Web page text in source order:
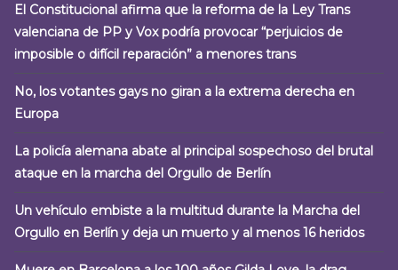
El Constitucional afirma que la reforma de la Ley Trans
valenciana de PP y Vox podría provocar “perjuicios de
imposible o difícil reparación” a menores trans
No, los votantes gays no giran a la extrema derecha en
Europa
La policía alemana abate al principal sospechoso del brutal
ataque en la marcha del Orgullo de Berlín
Un vehículo embiste a la multitud durante la Marcha del
Orgullo en Berlín y deja un muerto y al menos 16 heridos